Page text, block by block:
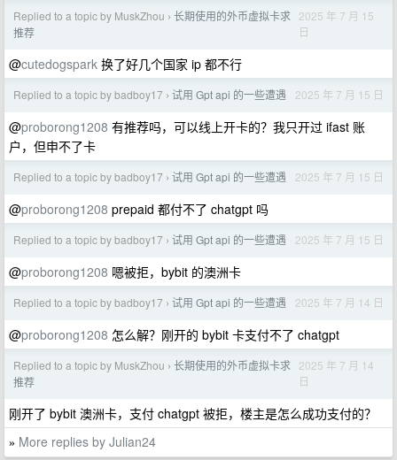
Replied to a topic by MuskZhou › 长期使用的外币虚拟卡求
推荐
2025 年 7 月 15
日
@cutedogspark 换了好几个国家 ip 都不行
Replied to a topic by badboy17 › 试用 Gpt api 的一些遭遇 2025 年 7 月 15 日
@proborong1208 有推荐吗，可以线上开卡的？我只开过 ifast 账
户，但申不了卡
Replied to a topic by badboy17 › 试用 Gpt api 的一些遭遇 2025 年 7 月 15 日
@proborong1208 prepaid 都付不了 chatgpt 吗
Replied to a topic by badboy17 › 试用 Gpt api 的一些遭遇 2025 年 7 月 15 日
@proborong1208 嗯被拒，bybit 的澳洲卡
Replied to a topic by badboy17 › 试用 Gpt api 的一些遭遇 2025 年 7 月 14 日
@proborong1208 怎么解？刚开的 bybit 卡支付不了 chatgpt
Replied to a topic by MuskZhou › 长期使用的外币虚拟卡求
推荐
2025 年 7 月 14
日
刚开了 bybit 澳洲卡，支付 chatgpt 被拒，楼主是怎么成功支付的？
» More replies by Julian24